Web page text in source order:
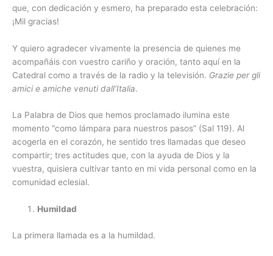
que, con dedicación y esmero, ha preparado esta celebración:
¡Mil gracias!
Y quiero agradecer vivamente la presencia de quienes me
acompañáis con vuestro cariño y oración, tanto aquí en la
Catedral como a través de la radio y la televisión. Grazie per gli
amici e amiche venuti dall’Italia.
La Palabra de Dios que hemos proclamado ilumina este
momento “como lámpara para nuestros pasos” (Sal 119). Al
acogerla en el corazón, he sentido tres llamadas que deseo
compartir; tres actitudes que, con la ayuda de Dios y la
vuestra, quisiera cultivar tanto en mi vida personal como en la
comunidad eclesial.
Humildad
La primera llamada es a la humildad.